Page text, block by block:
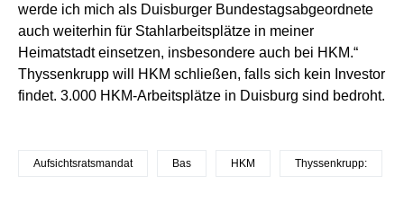
werde ich mich als Duisburger Bundestagsabgeordnete
auch weiterhin für Stahlarbeitsplätze in meiner
Heimatstadt einsetzen, insbesondere auch bei HKM.“
Thyssenkrupp will HKM schließen, falls sich kein Investor
findet. 3.000 HKM-Arbeitsplätze in Duisburg sind bedroht.
Aufsichtsratsmandat Bas HKM Thyssenkrupp: